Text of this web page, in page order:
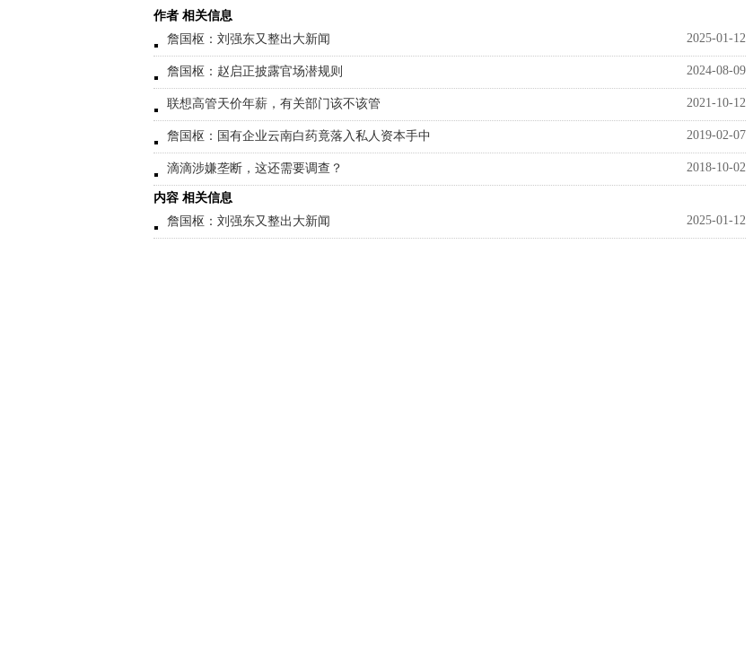
作者 相关信息
詹国枢：刘强东又整出大新闻
2025-01-12
詹国枢：赵启正披露官场潜规则 2024-08-09
联想高管天价年薪，有关部门该不该管 2021-10-12
詹国枢：国有企业云南白药竟落入私人资本手中 2019-02-07
滴滴涉嫌垄断，这还需要调查？ 2018-10-02
内容 相关信息
詹国枢：刘强东又整出大新闻
2025-01-12